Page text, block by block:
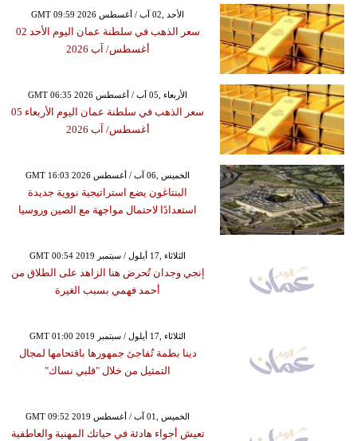
GMT 09:59 2026 الأحد ,02 آب / أغسطس
سعر الذهب في سلطنة عمان اليوم الأحد 02
أغسطس/ آب 2026
GMT 06:35 2026 الأربعاء ,05 آب / أغسطس
سعر الذهب في سلطنة عمان اليوم الأربعاء 05
أغسطس/ آب 2026
GMT 16:03 2026 الخميس ,06 آب / أغسطس
البنتاغون يضع استراتيجية نووية جديدة
استعدادًا لاحتمال مواجهة مع الصين وروسيا
GMT 00:54 2019 الثلاثاء ,17 أيلول / سبتمبر
إنجي وجدان تُحرض هنا الزاهد على الطلاق من
أحمد فهمي بسبب الغيرة
GMT 01:00 2019 الثلاثاء ,17 أيلول / سبتمبر
دينا بطمة تُفاجئ جمهورها باقتحامها لمجال
التمثيل من خلال "قلبي نساك"
GMT 09:52 2019 الخميس ,01 آب / أغسطس
تعيش أجواء هادئة في حياتك المهنية والعاطفية